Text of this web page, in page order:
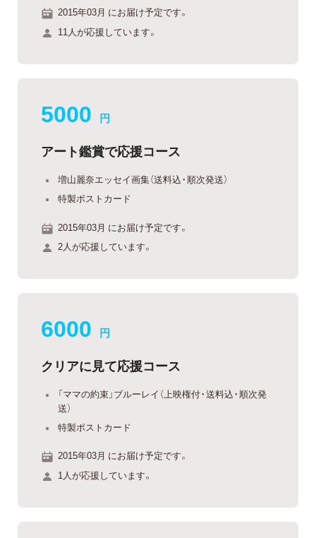
2015年03月 にお届け予定です。
11人が応援しています。
5000 円
アート鑑賞で応援コース
増山麗奈エッセイ画集（送料込・順次発送）
特製ポストカード
2015年03月 にお届け予定です。
2人が応援しています。
6000 円
クリアに見て応援コース
「ママの約束」ブルーレイ（上映権付・送料込・順次発
送）
特製ポストカード
2015年03月 にお届け予定です。
1人が応援しています。